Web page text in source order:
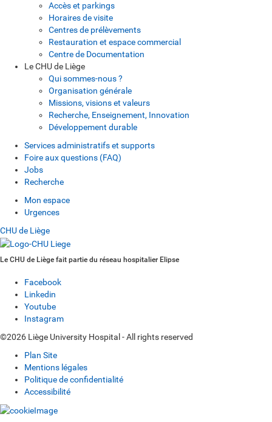
Accès et parkings
Horaires de visite
Centres de prélèvements
Restauration et espace commercial
Centre de Documentation
Le CHU de Liège
Qui sommes-nous ?
Organisation générale
Missions, visions et valeurs
Recherche, Enseignement, Innovation
Développement durable
Services administratifs et supports
Foire aux questions (FAQ)
Jobs
Recherche
Mon espace
Urgences
CHU de Liège
Le CHU de Liège fait partie du réseau hospitalier Elipse
Facebook
Linkedin
Youtube
Instagram
©2026 Liège University Hospital - All rights reserved
Plan Site
Mentions légales
Politique de confidentialité
Accessibilité